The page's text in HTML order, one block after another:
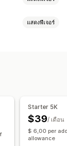
ซิงค์การติดตาม
แสดงฟีเจอร์
ตือนทางอีเมล
สถานะเรียลไทม์
Starter 5K
$39/ เดือน
$ 6,00 per
allowance